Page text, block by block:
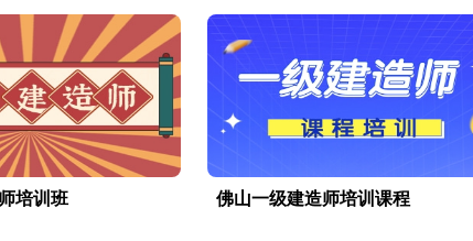
培训班 佛山一级建造师培训课程